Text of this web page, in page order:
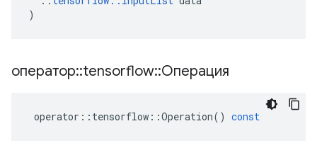
)
оператор::tensorflow::Операция
operator :: tensorflow ::Operation() const